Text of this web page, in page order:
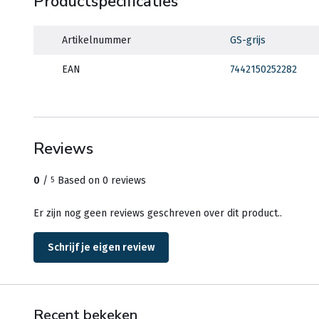
Artikelnummer GS-grijs
EAN 7442150252282
Reviews
0 / 5 Based on 0 reviews
Er zijn nog geen reviews geschreven over dit product..
Schrijf je eigen review
Recent bekeken